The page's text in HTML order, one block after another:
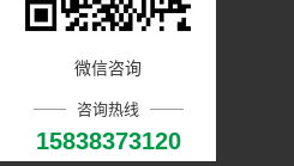
微信咨询
咨询热线
15838373120